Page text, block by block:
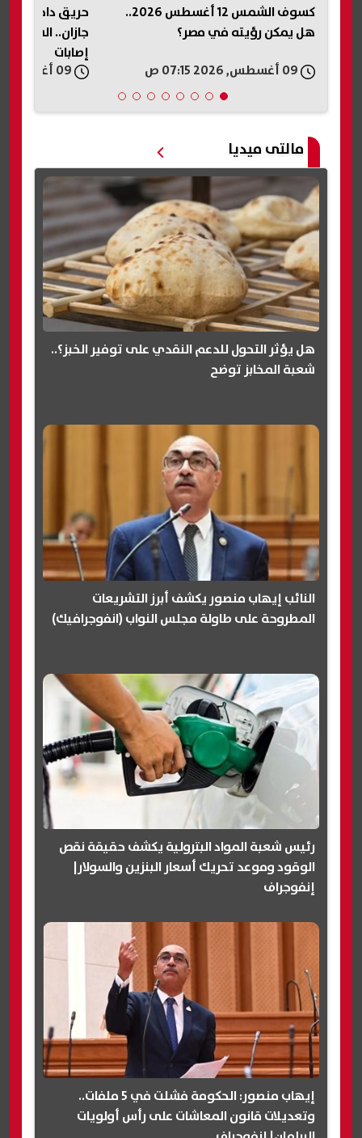
كسوف الشمس 12 أغسطس 2026..
هل يمكن رؤيته في مصر؟
حريق داخل
جازان.. السيطرة
إصابات
مالتى ميديا
هل يؤثر التحول للدعم النقدي على توفير الخبز؟..
شعبة المخابز توضح
النائب إيهاب منصور يكشف أبرز التشريعات
المطروحة على طاولة مجلس النواب (انفوجرافيك)
رئيس شعبة المواد البترولية يكشف حقيقة نقص
الوقود وموعد تحريك أسعار البنزين والسولار|
إنفوجراف
إيهاب منصور: الحكومة فشلت في 5 ملفات..
وتعديلات قانون المعاشات على رأس أولويات